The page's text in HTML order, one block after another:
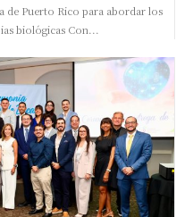
de Puerto Rico para abordar los
últimos avances en diagnósticos y terapias biológicas Con...